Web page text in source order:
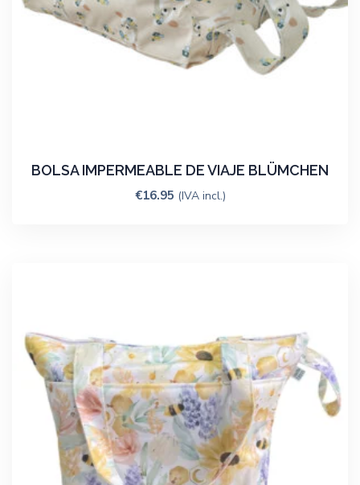
BOLSA IMPERMEABLE DE VIAJE BLÜMCHEN
€16.95 (IVA incl.)